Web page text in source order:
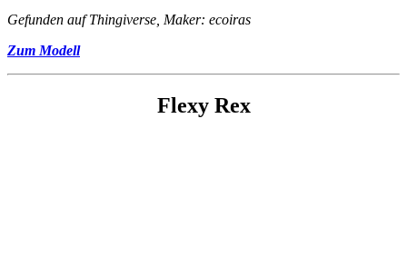
Gefunden auf Thingiverse, Maker: ecoiras
Zum Modell
Flexy Rex